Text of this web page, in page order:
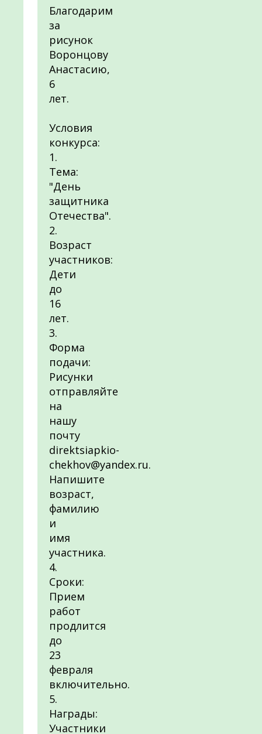
Благодарим
за
рисунок
Воронцову
Анастасию,
6
лет.
Условия
конкурса:
1.
Тема:
"День
защитника
Отечества".
2.
Возраст
участников:
Дети
до
16
лет.
3.
Форма
подачи:
Рисунки
отправляйте
на
нашу
почту
direktsiapkio-
chekhov@yandex.ru.
Напишите
возраст,
фамилию
и
имя
участника.
4.
Сроки:
Прием
работ
продлится
до
23
февраля
включительно.
5.
Награды:
Участники